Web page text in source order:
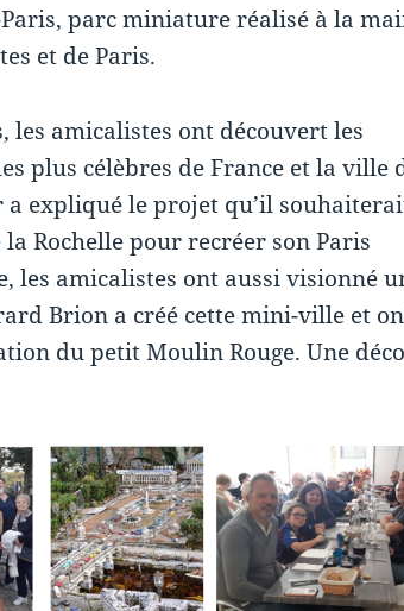
parc miniature réalisé à la
et de Paris.
les amicalistes ont découvert les
plus célèbres de France et la ville
a expliqué le projet qu’il
Rochelle pour recréer son Paris
les amicalistes ont aussi visionné
Brion a créé cette mini-ville et
du petit Moulin Rouge. Une